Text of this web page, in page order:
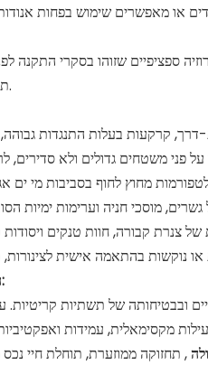
או מאפשרים שימוש בפחות
ספציפיים שזוהו בסקרי התקנה
תועה או הגנה על גיאומטריות מורכבות.
השקיעו ביושרה של נכסים לטווח הארוך:
מקסימאלית, עמידות